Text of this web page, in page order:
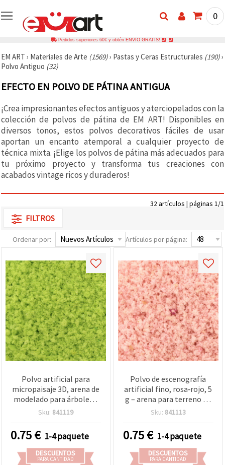
0
Pedidos superiores 60€ y obtén ENVÍO GRATIS!
EM ART › Materiales de Arte (1569)› Pastas y Ceras Estructurales (190)›
Polvo Antiguo (32)
EFECTO EN POLVO DE PÁTINA ANTIGUA
¡Crea impresionantes efectos antiguos y aterciopelados con la
colección de polvos de pátina de EM ART! Disponibles en
diversos tonos, estos polvos decorativos fáciles de usar
aportan un encanto atemporal a cualquier proyecto de
técnica mixta. ¡Elige los polvos de pátina más adecuados para
tu próximo proyecto y transforma tus creaciones con
acabados vintage ricos y duraderos!
32 artículos | páginas 1/1
FILTROS
Ordenar por: Artículos por página:
Polvo artificial para
micropaisaje 3D, arena de
modelado para árboles y
flores, color verde fresco,
epoxi, manualidades y
dioramas - 5 g
Sku: 841119
0.75€ 1-4 paquete
DESCUENTOS
PARA CANTIDAD
Polvo de escenografía
artificial fino, rosa‑rojo, 5
g – arena para terreno de
dioramas y maquetas 3D,
bases de wargames,
maquetas arquitectónicas
tipo mesa de arena e
inclusiones en resina
Sku: 841113
0.75€ 1-4 paquete
DESCUENTOS
PARA CANTIDAD